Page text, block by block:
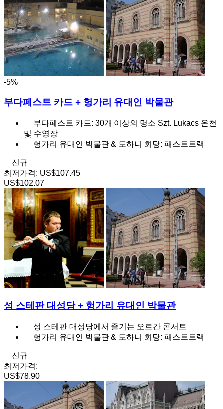
-5%
부다페스트 카드 + 헝가리 유대인 박물관
부다페스트 카드: 30개 이상의 명소 Szt. Lukacs 온천
및 수영장
헝가리 유대인 박물관 & 도하니 회당: 패스트트랙
신규
최저가격: US$107.45
US$102.07
성 스테판 대성당 + 헝가리 유대인 박물관
성 스테판 대성당에서 즐기는 오르간 콘서트
헝가리 유대인 박물관 & 도하니 회당: 패스트트랙
신규
최저가격:
US$78.90